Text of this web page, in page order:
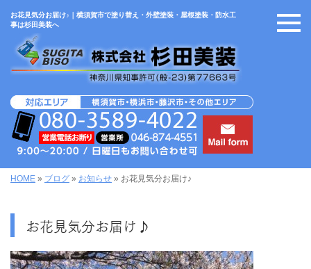
お花見気分お届け♪｜横須賀市で塗り替え・外壁塗装・屋根塗装・防水工
事は杉田美装へ
HOME » ブログ » お知らせ » お花見気分お届け♪
お花見気分お届け♪